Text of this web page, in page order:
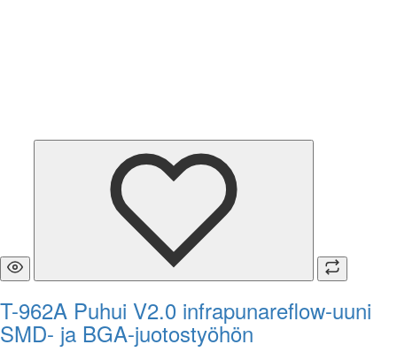
T-962A Puhui V2.0 infrapunareflow-uuni
SMD- ja BGA-juotostyöhön